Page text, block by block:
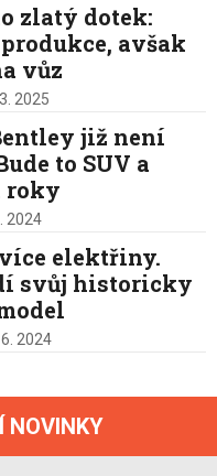
zlatý dotek:
avšak
vůz
2025
již není
to SUV a
roky
2024
elektřiny.
svůj historicky
2024
NOVINKY